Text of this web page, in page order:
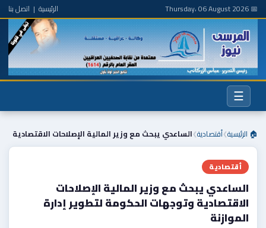
📅 Thursday، 06 August 2026 الرئيسية | اتصل بنا
☰
🏠 الرئيسية❯أقتصادية❯الساعدي يبحث مع وزير المالية الإصلاحات الاقتصادية
أقتصادية
الساعدي يبحث مع وزير المالية الإصلاحات
الاقتصادية وتوجهات الحكومة لتطوير إدارة
الموازنة